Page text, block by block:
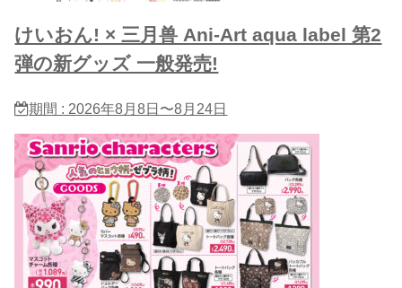
けいおん! × 三月兽 Ani-Art aqua label 第2
弾の新グッズ 一般発売!
期間 : 2026年8月8日〜8月24日